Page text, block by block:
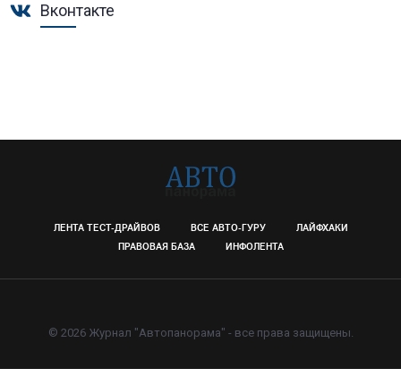
Вконтакте
ЛЕНТА ТЕСТ-ДРАЙВОВ ВСЕ АВТО-ГУРУ
ЛАЙФХАКИ
ПРАВОВАЯ БАЗА
ИНФОЛЕНТА
© 2026 Журнал "Автопанорама" - все права защищены.